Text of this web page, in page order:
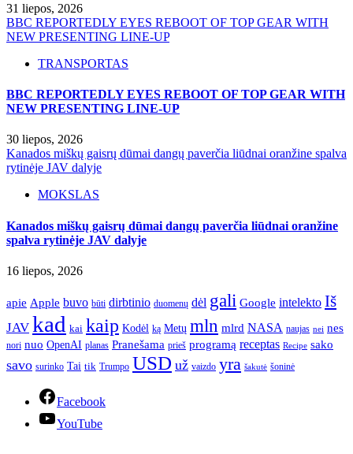
31 liepos, 2026
BBC REPORTEDLY EYES REBOOT OF TOP GEAR WITH
NEW PRESENTING LINE-UP
TRANSPORTAS
BBC REPORTEDLY EYES REBOOT OF TOP GEAR WITH
NEW PRESENTING LINE-UP
30 liepos, 2026
Kanados miškų gaisrų dūmai dangų paverčia liūdnai oranžine spalva
rytinėje JAV dalyje
MOKSLAS
Kanados miškų gaisrų dūmai dangų paverčia liūdnai oranžine
spalva rytinėje JAV dalyje
16 liepos, 2026
apie Apple buvo būti dirbtinio duomenų dėl gali Google intelekto Iš
JAV kad kai kaip Kodėl ką Metų mln mlrd NASA naujas nei nes
nori nuo OpenAI planas Pranešama prieš programą receptas Recipe sako
savo surinko Tai tik Trumpo USD už vaizdo yra šakutė šoninė
Facebook
YouTube